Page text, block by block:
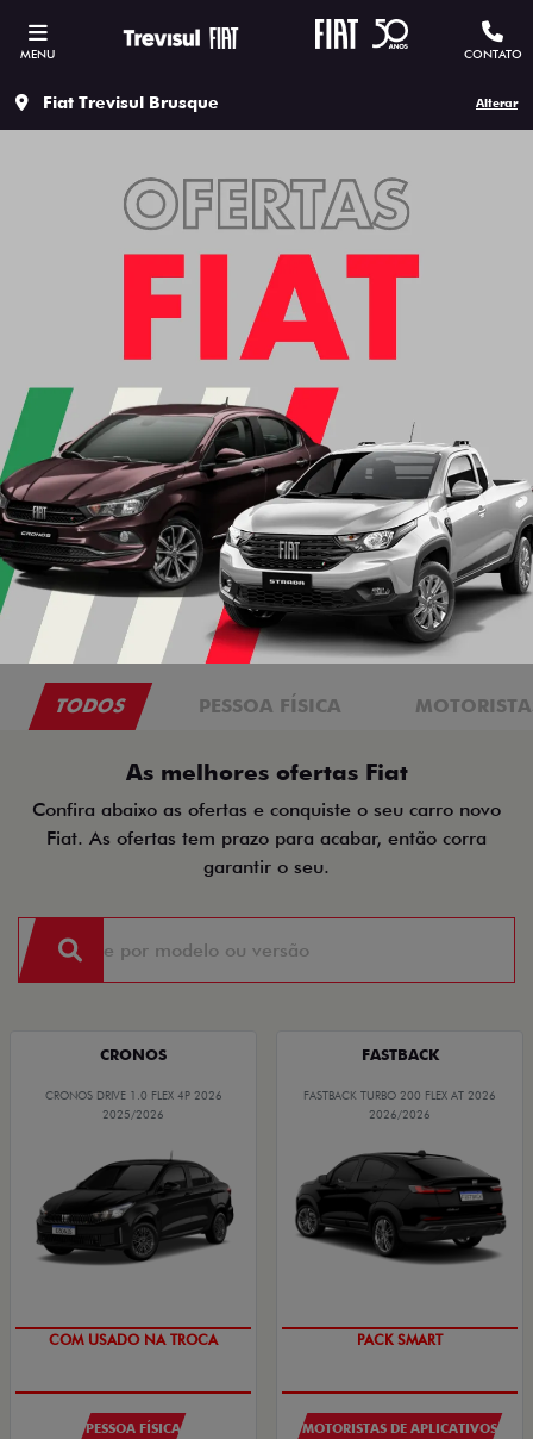
MENU CONTATO
Fiat Trevisul Brusque Alterar
TODOS PESSOA FÍSICA
As melhores ofertas Fiat
Confira abaixo as ofertas e conquiste o seu carro novo
Fiat. As ofertas tem prazo para acabar, então corra
garantir o seu.
CRONOS
CRONOS DRIVE 1.0 FLEX 4P 2026
2025/2026
SUPER DESCONTO
PESSOA FÍSICA
FASTBACK
FASTBACK TURBO 200 FLEX AT 2026
2026/2026
PACK SMART
MOTORISTAS DE APLICATIVOS